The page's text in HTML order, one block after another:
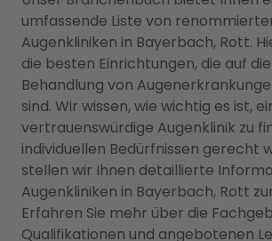
umfassende Liste von
Augenkliniken in Bayerbach, Rott.
die besten Einrichtungen, die auf
Behandlung von
sind. Wir wissen, wie wichtig es ist,
vertrauenswürdige Augenklinik zu
individuellen Bedürfnissen gerecht
stellen wir Ihnen detaillierte
Augenkliniken in Bayerbach, Rott
Erfahren Sie mehr über die
Qualifikationen und angebotenen